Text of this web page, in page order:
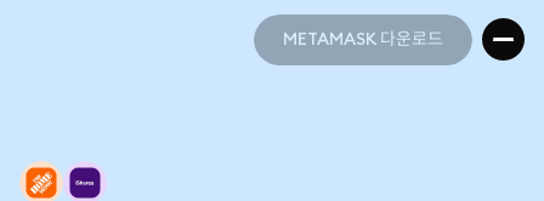
METAMASK 다운로드